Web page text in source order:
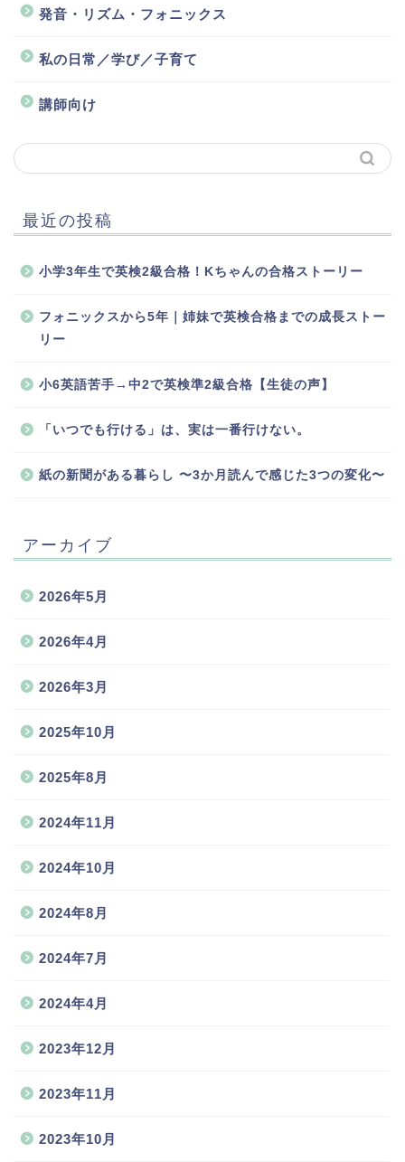
発音・リズム・フォニックス
私の日常／学び／子育て
講師向け
最近の投稿
小学3年生で英検2級合格！Kちゃんの合格ストーリー
フォニックスから5年｜姉妹で英検合格までの成長ストー
リー
小6英語苦手→中2で英検準2級合格【生徒の声】
「いつでも行ける」は、実は一番行けない。
紙の新聞がある暮らし 〜3か月読んで感じた3つの変化〜
アーカイブ
2026年5月
2026年4月
2026年3月
2025年10月
2025年8月
2024年11月
2024年10月
2024年8月
2024年7月
2024年4月
2023年12月
2023年11月
2023年10月